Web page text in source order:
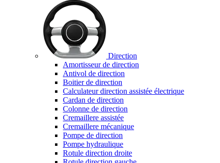
Direction
Amortisseur de direction
Antivol de direction
Boitier de direction
Calculateur direction assistée électrique
Cardan de direction
Colonne de direction
Cremaillere assistée
Cremaillere mécanique
Pompe de direction
Pompe hydraulique
Rotule direction droite